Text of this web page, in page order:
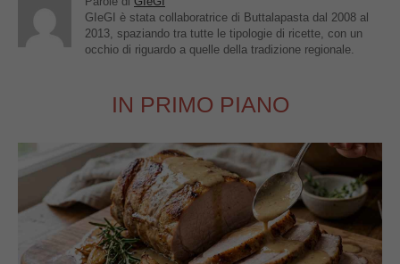
GIeGI è stata collaboratrice di Buttalapasta dal 2008 al
2013, spaziando tra tutte le tipologie di ricette, con un
occhio di riguardo a quelle della tradizione regionale.
IN PRIMO PIANO